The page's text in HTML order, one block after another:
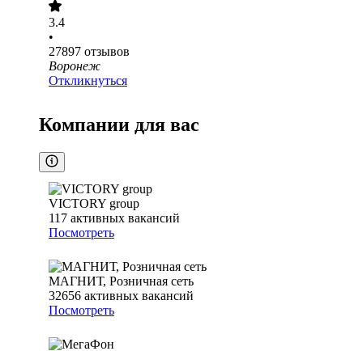
3.4
•
27897 отзывов
Воронеж
Откликнуться
Компании для вас
VICTORY group
117 активных вакансий
Посмотреть
МАГНИТ, Розничная сеть
32656 активных вакансий
Посмотреть